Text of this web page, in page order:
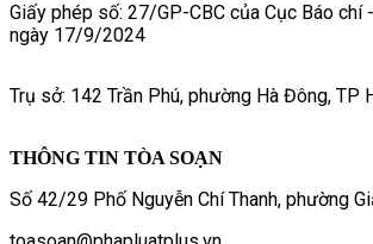
Giấy phép số: 27/GP-CBC của Cục Báo chí
ngày 17/9/2024
Trụ sở: 142 Trần Phú, phường Hà Đông, TP
THÔNG TIN TÒA SOẠN
Số 42/29 Phố Nguyễn Chí Thanh, phường